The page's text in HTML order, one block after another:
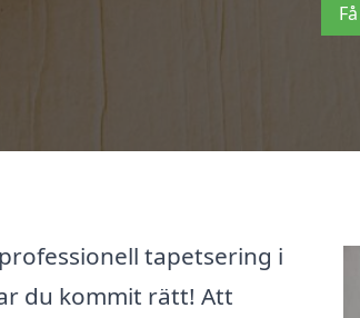
tapetsering i
du kommit rätt! Att